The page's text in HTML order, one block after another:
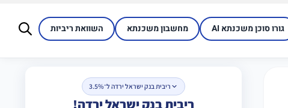
גורו סוכן משכנתא AI מחשבון משכנתא השוואת ריביות
ריבית בנק ישראל ירדה ל־3.5%
ריבית בנק ישראל ירדה!